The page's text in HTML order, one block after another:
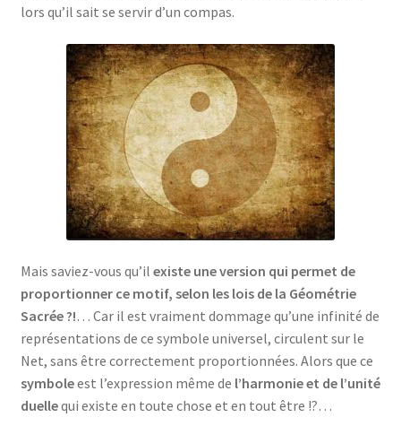
lors qu’il sait se servir d’un compas.
Mais saviez-vous qu’il existe une version qui permet de
proportionner ce motif, selon les lois de la Géométrie
Sacrée ?!… Car il est vraiment dommage qu’une infinité de
représentations de ce symbole universel, circulent sur le
Net, sans être correctement proportionnées. Alors que ce
symboleest l’expression même de l’harmonie et de l’unité
duellequi existe en toute chose et en tout être !?…